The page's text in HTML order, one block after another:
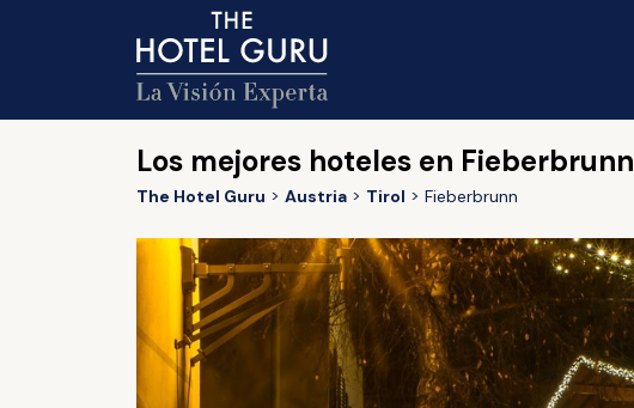
Los mejores hoteles en Fieberbrunn
The Hotel Guru Austria Tirol Fieberbrunn